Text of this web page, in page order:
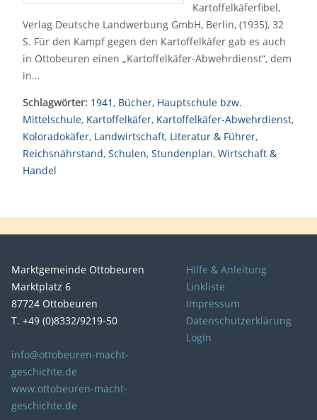
Kartoffelkäferfibel,
Verlag Deutsche Landwerbung GmbH, Berlin, (1935), 32
S. Für den Kampf gegen den Kartoffelkäfer gab es auch
in Ottobeuren einen „Kartoffelkäfer-Abwehrdienst“, dem
in…
Schlagwörter: 1941, Bücher, Hauptschule bzw.
Mittelschule, Kartoffelkäfer, Kartoffelkäfer-Abwehrdienst,
Koloradokäfer, Landwirtschaft, Literatur & Führer,
Reichsnährstand, Schulen, Stundenplan, Wirtschaft &
Handel
Marktgemeinde Ottobeuren
Marktplatz 6
87724 Ottobeuren
T. +49 (0)8332/9219-50
info@ottobeuren-macht-
geschichte.de
www.ottobeuren-macht-
geschichte.de
Hilfe & Anleitung
Linkliste
Impressum
Datenschutzerklärung
Login